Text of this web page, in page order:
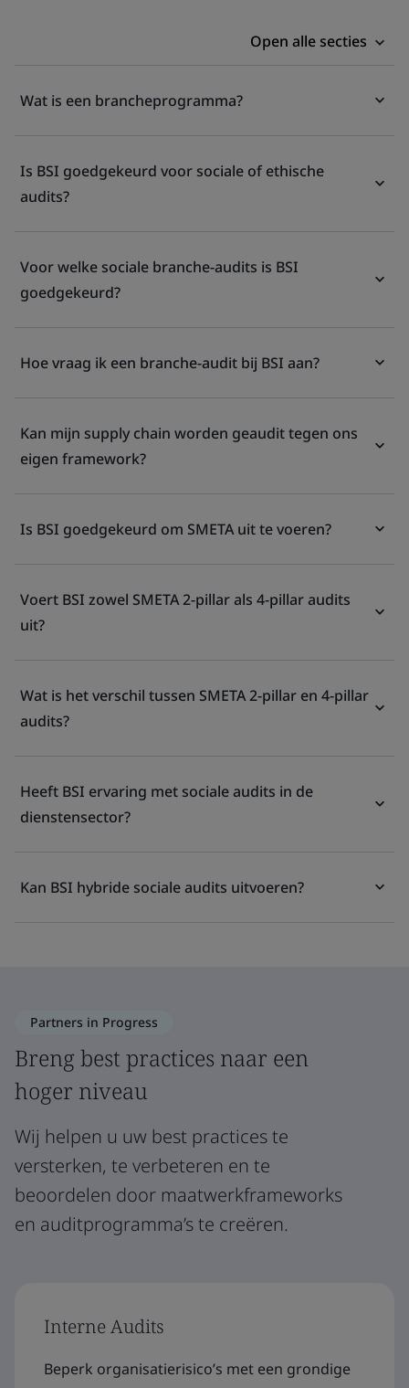
Open alle secties
Wat is een brancheprogramma?
Is BSI goedgekeurd voor sociale of ethische
audits?
Voor welke sociale branche-audits is BSI
goedgekeurd?
Hoe vraag ik een branche-audit bij BSI aan?
Kan mijn supply chain worden geaudit tegen ons
eigen framework?
Is BSI goedgekeurd om SMETA uit te voeren?
Voert BSI zowel SMETA 2-pillar als 4-pillar audits
uit?
Wat is het verschil tussen SMETA 2-pillar en 4-pillar
audits?
Heeft BSI ervaring met sociale audits in de
dienstensector?
Kan BSI hybride sociale audits uitvoeren?
Partners in Progress
Breng best practices naar een
hoger niveau
Wij helpen u uw best practices te
versterken, te verbeteren en te
beoordelen door maatwerkframeworks
en auditprogramma’s te creëren.
Interne Audits
Beperk organisatierisico’s met een grondige